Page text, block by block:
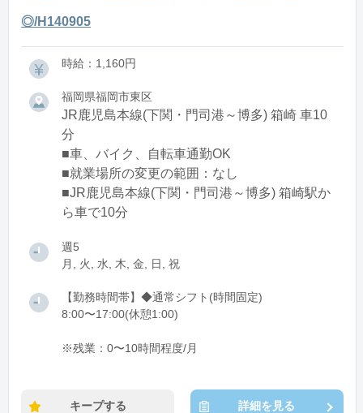
◎/H140905
時給：1,160円
福岡県福岡市東区
JR鹿児島本線(下関・門司港～博多) 箱崎 車10
分
■車、バイク、自転車通勤OK
■就業場所の変更の範囲：なし
■JR鹿児島本線(下関・門司港～博多) 箱崎駅か
ら車で10分
週5
月, 火, 水, 木, 金, 日, 祝
【勤務時間帯】◆通常シフト(時間固定)
8:00〜17:00(休憩1:00)
※残業：0〜10時間程度/月
キープする 詳細を見る